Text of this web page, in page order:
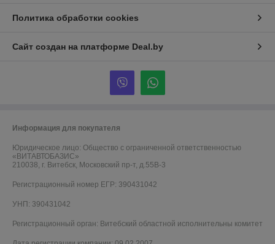
Политика обработки cookies
Сайт создан на платформе Deal.by
Информация для покупателя
Юридическое лицо: Общество с ограниченной ответственностью
«ВИТАВТОБАЗИС»
210038, г. Витебск, Московский пр-т, д.55В-3
Регистрационный номер ЕГР: 390431042
УНП: 390431042
Регистрационный орган: Витебский областной исполнительны комитет